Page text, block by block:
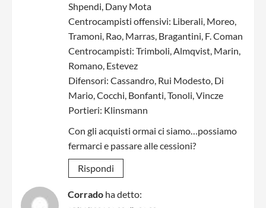
Shpendi, Dany Mota
Centrocampisti offensivi: Liberali, Moreo,
Tramoni, Rao, Marras, Bragantini, F. Coman
Centrocampisti: Trimboli, Almqvist, Marin,
Romano, Estevez
Difensori: Cassandro, Rui Modesto, Di
Mario, Cocchi, Bonfanti, Tonoli, Vincze
Portieri: Klinsmann
Con gli acquisti ormai ci siamo…possiamo
fermarci e passare alle cessioni?
Rispondi
Corrado ha detto: